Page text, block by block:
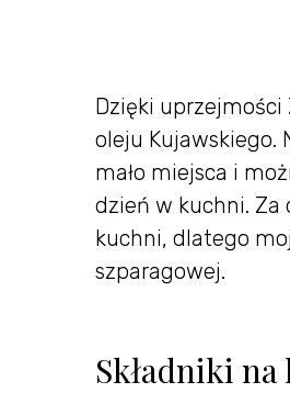
Dzięki
oleju Kujawskiego.
mało miejsca i
dzień w kuchni. Za
kuchni, dlatego
szparagowej.
Składniki